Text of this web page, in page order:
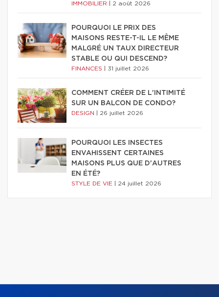
IMMOBILIER 2 août 2026
POURQUOI LE PRIX DES
MAISONS RESTE-T-IL LE MÊME
MALGRÉ UN TAUX DIRECTEUR
STABLE OU QUI DESCEND?
FINANCES 31 juillet 2026
COMMENT CRÉER DE L'INTIMITÉ
SUR UN BALCON DE CONDO?
DESIGN 26 juillet 2026
POURQUOI LES INSECTES
ENVAHISSENT CERTAINES
MAISONS PLUS QUE D'AUTRES
EN ÉTÉ?
STYLE DE VIE 24 juillet 2026